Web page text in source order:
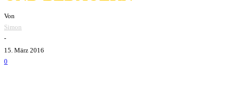
Von
Simon
-
15. März 2016
0